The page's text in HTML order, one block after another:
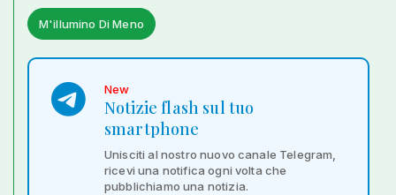
M'illumino Di Meno
New
Notizie flash sul tuo
smartphone
Unisciti al nostro nuovo canale Telegram,
ricevi una notifica ogni volta che
pubblichiamo una notizia.